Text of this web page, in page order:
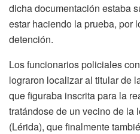
dicha documentación estaba
estar haciendo la prueba, por
detención.
Los funcionarios policiales
lograron localizar al titular de
que figuraba inscrita para la
tratándose de un vecino de la
(Lérida), que finalmente